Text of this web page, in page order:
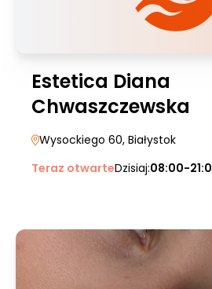
Estetica Diana
Chwaszczewska
Wysockiego 60, Białystok
Teraz otwarteDzisiaj:08:00-